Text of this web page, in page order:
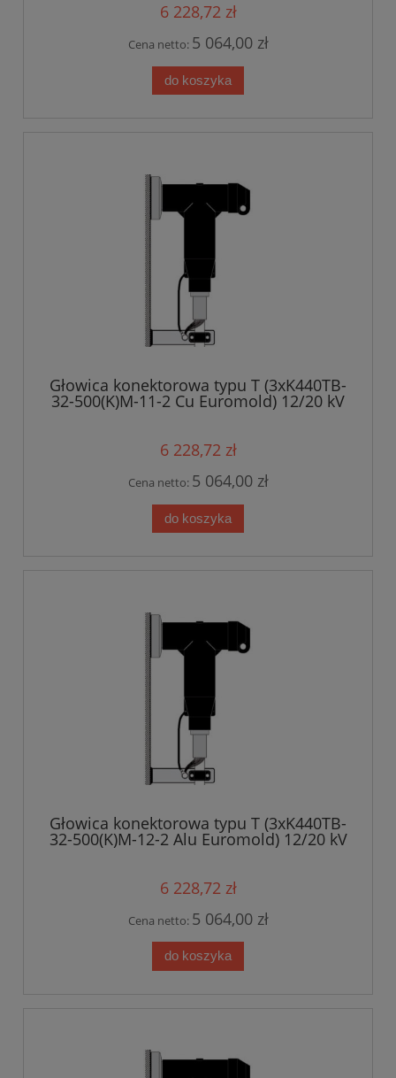
6 228,72 zł
Cena netto: 5 064,00 zł
do koszyka
Głowica konektorowa typu T (3xK440TB-
32-500(K)M-11-2 Cu Euromold) 12/20 kV
6 228,72 zł
Cena netto: 5 064,00 zł
do koszyka
Głowica konektorowa typu T (3xK440TB-
32-500(K)M-12-2 Alu Euromold) 12/20 kV
6 228,72 zł
Cena netto: 5 064,00 zł
do koszyka